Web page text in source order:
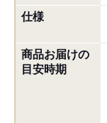
仕様
商品お届けの
目安時期